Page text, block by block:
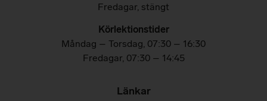
Fredagar, stängt
Körlektionstider
Måndag – Torsdag, 07:30 – 16:30
Fredagar, 07:30 – 14:45
Länkar